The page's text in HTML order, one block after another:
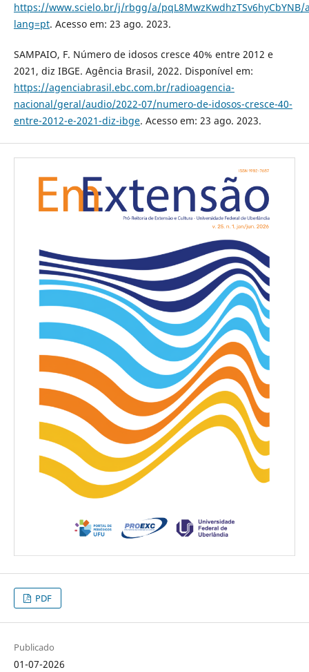
https://www.scielo.br/j/rbgg/a/pqL8MwzKwdhzTSv6hyCbYNB/
lang=pt. Acesso em: 23 ago. 2023.
SAMPAIO, F. Número de idosos cresce 40% entre 2012 e
2021, diz IBGE. Agência Brasil, 2022. Disponível em:
https://agenciabrasil.ebc.com.br/radioagencia-
nacional/geral/audio/2022-07/numero-de-idosos-cresce-40-
entre-2012-e-2021-diz-ibge. Acesso em: 23 ago. 2023.
PDF
Publicado
01-07-2026